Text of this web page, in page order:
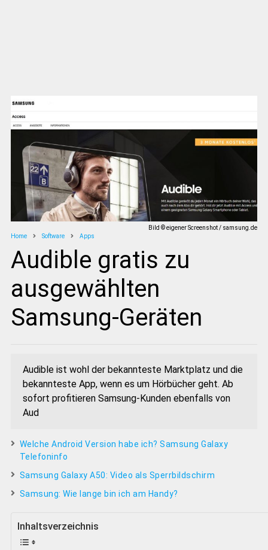
Bild © eigener Screenshot / samsung.de
Home
Software Apps
Audible gratis zu
ausgewählten
Samsung-Geräten
Audible ist wohl der bekannteste Marktplatz und die
bekannteste App, wenn es um Hörbücher geht. Ab
sofort profitieren Samsung-Kunden ebenfalls von
Aud
Welche Android Version habe ich? Samsung Galaxy
Telefoninfo
Samsung Galaxy A50: Video als Sperrbildschirm
Samsung: Wie lange bin ich am Handy?
Inhaltsverzeichnis